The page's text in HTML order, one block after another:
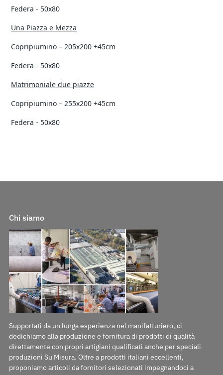
Federa - 50x80
Una Piazza e Mezza
Copripiumino – 205x200 +45cm
Federa - 50x80
Matrimoniale due piazze
Copripiumino – 255x200 +45cm
Federa - 50x80
Chi siamo
Supportati da un lunga esperienza nel manifatturiero, ci
dedichiamo alla produzione e fornitura di prodotti di qualità
direttamente con propri artigiani qualificati anche per speciali
produzioni Su Misura. Oltre a prodotti italiani eccellenti,
proponiamo articoli da fornitori selezionati impegnandoci a